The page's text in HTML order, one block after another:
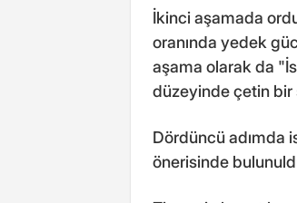
İkinci aşamada
oranında yedek
aşama olarak da
düzeyinde çetin bir
Dördüncü adımda
önerisinde